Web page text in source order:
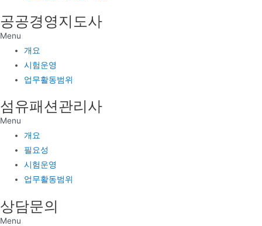
공공경영지도사
Menu
개요
시험운영
업무활동범위
섬유패션관리사
Menu
개요
필요성
시험운영
업무활동범위
상담문의
Menu